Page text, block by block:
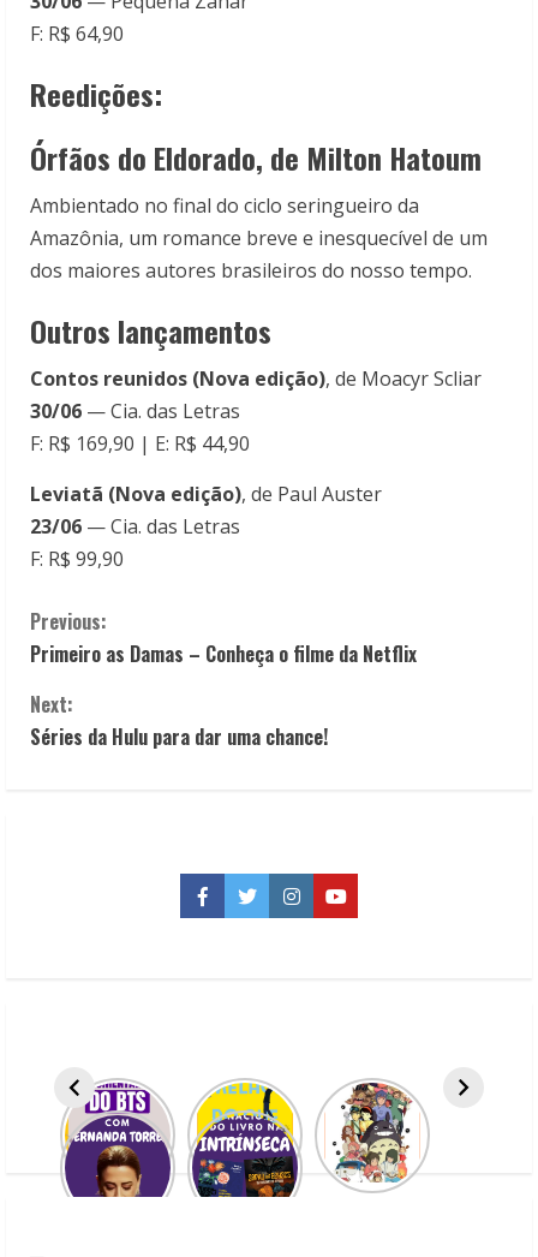
F: R$ 64,90
Reedições:
Órfãos do Eldorado, de Milton Hatoum
Ambientado no final do ciclo seringueiro da
Amazônia, um romance breve e inesquecível de um
dos maiores autores brasileiros do nosso tempo.
Outros lançamentos
Contos reunidos (Nova edição), de Moacyr Scliar
30/06 — Cia. das Letras
F: R$ 169,90 | E: R$ 44,90
Leviatã (Nova edição), de Paul Auster
23/06 — Cia. das Letras
F: R$ 99,90
C
o
n
Previous:
Primeiro as Damas – Conheça o filme da Netflix
Next:
Séries da Hulu para dar uma chance!
Facebook
TwitterInstagramYouTube